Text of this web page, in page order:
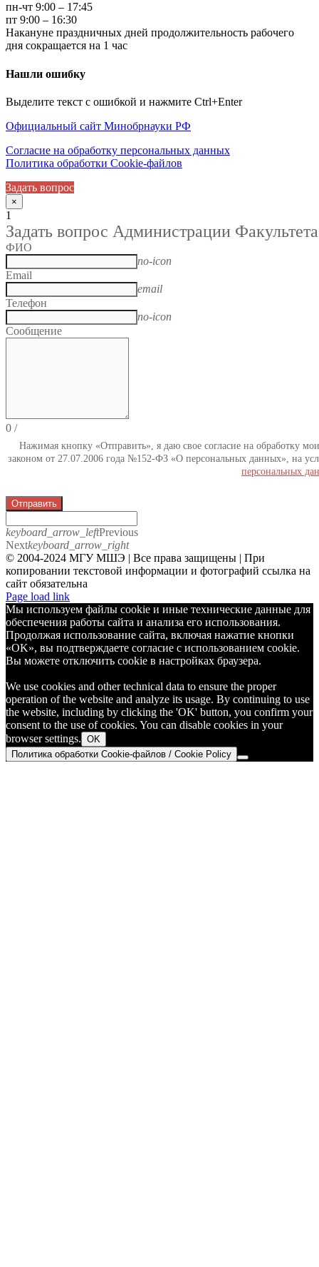
пн-чт 9:00 – 17:45
пт 9:00 – 16:30
Накануне праздничных дней продолжительность рабочего
дня сокращается на 1 час
Нашли ошибку
Выделите текст с ошибкой и нажмите Ctrl+Enter
Официальный сайт Минобрнауки РФ
Согласие на обработку персональных данных
Политика обработки Cookie-файлов
Задать вопрос
×
1
Задать вопрос Администрации Факультета
ФИО
no-icon
Email
email
Телефон
no-icon
Сообщение
0 /
Нажимая кнопку «Отправить», я даю свое согласие на обработку
законом от 27.07.2006 года №152-ФЗ «О персональных данных», на
персональных
Отправить
keyboard_arrow_leftPrevious
Nextkeyboard_arrow_right
© 2004-2024 МГУ МШЭ | Все права защищены | При
копировании текстовой информации и фотографий ссылка на
сайт обязательна
Telegram
Page load link
Мы используем файлы cookie и иные технические данные для
обеспечения работы сайта и анализа его использования.
Продолжая использование сайта, включая нажатие кнопки
«OK», вы подтверждаете согласие с использованием cookie.
Вы можете отключить cookie в настройках браузера.
We use cookies and other technical data to ensure the proper
operation of the website and analyze its usage. By continuing to use
the website, including by clicking the 'OK' button, you confirm your
consent to the use of cookies. You can disable cookies in your
browser settings. OK
Политика обработки Cookie-файлов / Cookie Policy